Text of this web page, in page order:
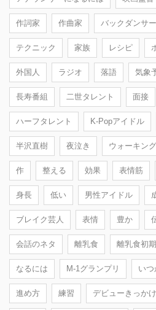
作詞家 作曲家 バックダンサー
テクニック 家族 レシピ
外国人 ラジオ 落語 気象
長寿番組 二世タレント 面接
ハーフタレント K-Popアイドル
半沢直樹 夜泣き ウォーキング
作 整える 効果 表情筋
身長 低い 男性アイドル
ブレイク芸人 表情 豊か
会話のネタ 離乳食 離乳食初期
なるには M-1グランプリ いつ
進め方 練習 デビューきっかけ